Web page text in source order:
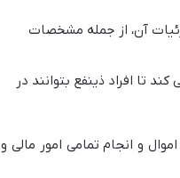
آن، از جمله مشخصات
تا افراد ذینفع بتوانند در
و انجام تمامی امور مالی و